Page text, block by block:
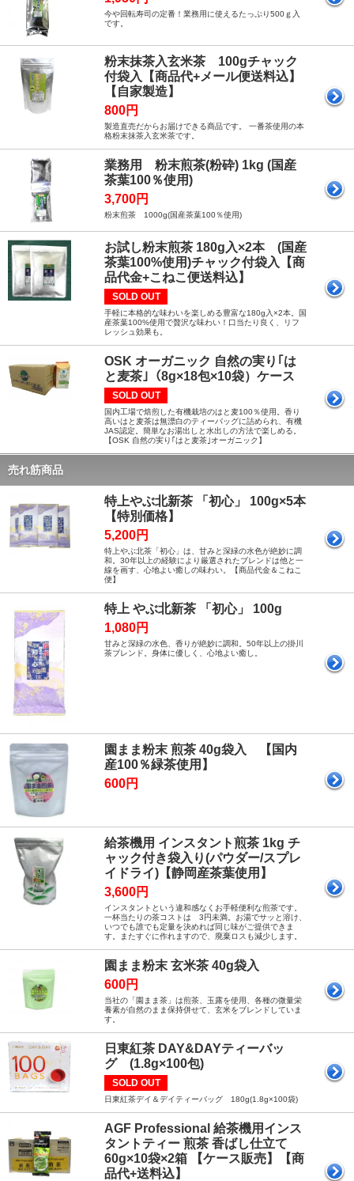
今や回転寿司の定番！業務用に使えるたっぷり500ｇ入
です。
粉末抹茶入玄米茶 100gチャック
付袋入【商品代+メール便送料込】
【自家製造】
800円
製造直売だからお届けできる商品です。 一番茶使用の本
格粉末抹茶入玄米茶です。
業務用 粉末煎茶(粉砕) 1kg (国産
茶葉100％使用)
3,700円
粉末煎茶 1000g(国産茶葉100％使用)
お試し粉末煎茶 180g入×2本 (国産
茶葉100%使用)チャック付袋入【商
品代金+こねこ便送料込】
SOLD OUT
手軽に本格的な味わいを楽しめる豊富な180g入×2本。国
産茶葉100%使用で贅沢な味わい！口当たり良く、リフ
レッシュ効果も。
OSK オーガニック 自然の実り｢は
と麦茶｣（8g×18包×10袋）ケース
SOLD OUT
国内工場で焙煎した有機栽培のはと麦100％使用。香り
高いはと麦茶は無漂白のティーバッグに詰められ、有機
JAS認定。簡単なお湯出しと水出しの方法で楽しめる。
【OSK 自然の実り｢はと麦茶｣オーガニック】
売れ筋商品
特上やぶ北新茶 「初心」 100g×5本
【特別価格】
5,200円
特上やぶ北茶「初心」は、甘みと深緑の水色が絶妙に調
和。30年以上の経験により厳選されたブレンドは他と一
線を画す、心地よい癒しの味わい。【商品代金＆こねこ
便】
特上 やぶ北新茶 「初心」 100g
1,080円
甘みと深緑の水色、香りが絶妙に調和。50年以上の掛川
茶ブレンド。身体に優しく、心地よい癒し。
園まま粉末 煎茶 40g袋入 【国内
産100％緑茶使用】
600円
給茶機用 インスタント煎茶 1kg チ
ャック付き袋入り(パウダー/スプレ
イドライ)【静岡産茶葉使用】
3,600円
インスタントという違和感なくお手軽便利な煎茶です。
一杯当たりの茶コストは 3円未満。お湯でサッと溶け、
いつでも誰でも定量を決めれば同じ味がご提供できま
す。またすぐに作れますので、廃棄ロスも減少します。
園まま粉末 玄米茶 40g袋入
600円
当社の「園まま茶」は煎茶、玉露を使用、各種の微量栄
養素が自然のまま保持併せて、玄米をブレンドしていま
す。
日東紅茶 DAY&DAYティーバッ
グ (1.8g×100包)
SOLD OUT
日東紅茶デイ＆デイティーバッグ 180g(1.8g×100袋)
AGF Professional 給茶機用インス
タントティー 煎茶 香ばし仕立て
60g×10袋×2箱 【ケース販売】【商
品代+送料込】